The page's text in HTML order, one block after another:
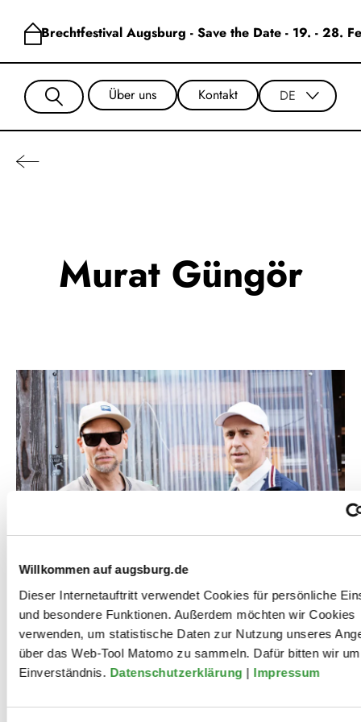
Willkommen auf augsburg.de
Dieser Internetauftritt verwendet Cookies für persönliche
und besondere Funktionen. Außerdem möchten wir Cookies
verwenden, um statistische Daten zur Nutzung unseres
über das Web-Tool Matomo zu sammeln. Dafür bitten wir
Einverständnis. Datenschutzerklärung | Impressum
Brechtfestival Augsburg - Save the Date - 19. - 28.
Über uns Kontakt DE
Murat Güngör
Murat Güngör ist pädagogischer Mitarbeiter an der
Goethe-Universität in Frankfurt, Lehrer, Autor und
ehemaliger Rapper. Er ist Mitbegründer des
antirassistischen Netzwerkes „Kanak Attak” und